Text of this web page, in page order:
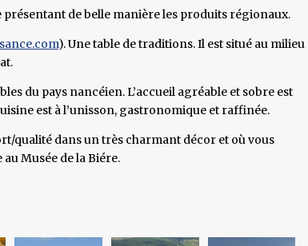
présentant de belle manière les produits régionaux.
). Une table de traditions. Il est situé au milieu
du pays nancéien. L’accueil agréable et sobre est
est à l’unisson, gastronomique et raffinée.
qualité dans un très charmant décor et où vous
Musée de la Biére.